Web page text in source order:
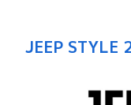
JEEP STYLE